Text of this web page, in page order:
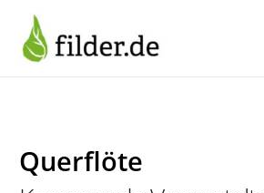
Inhalt
springen
Querflöte